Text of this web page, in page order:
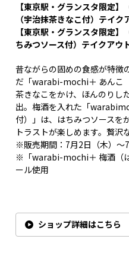
【東京駅・グランスタ限定
（宇治抹茶きなこ付）テイク
【東京駅・グランスタ限定
ちみつソース付）テイクア
昔ながらの固めの食感が特徴
だ「warabi-mochi＋ あんこ
茶きなこをかけ、ほんのりし
出。梅酒を入れた「
付）」は、はちみつソースを
トラストが楽しめます。贅沢
※販売期間：7月2日（木）～7
※「warabi-mochi＋ 梅酒（
ール使用
ショップ詳細はこちら